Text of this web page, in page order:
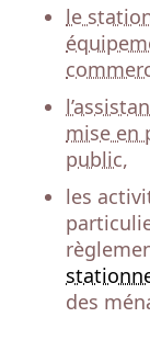
le
mise en
public,
les
des